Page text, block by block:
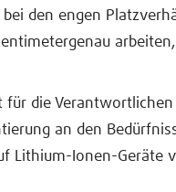
den engen
für die
an den
Lithium-Ionen-Geräte